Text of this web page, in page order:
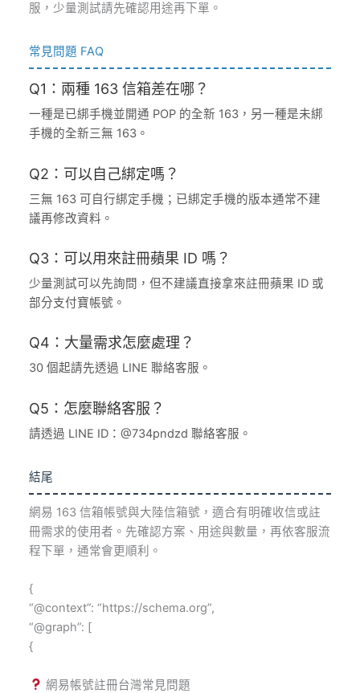
服，少量測試請先確認用途再下單。
常見問題 FAQ
Q1：兩種 163 信箱差在哪？
一種是已綁手機並開通 POP 的全新 163，另一種是未綁
手機的全新三無 163。
Q2：可以自己綁定嗎？
三無 163 可自行綁定手機；已綁定手機的版本通常不建
議再修改資料。
Q3：可以用來註冊蘋果 ID 嗎？
少量測試可以先詢問，但不建議直接拿來註冊蘋果 ID 或
部分支付寶帳號。
Q4：大量需求怎麼處理？
30 個起請先透過 LINE 聯絡客服。
Q5：怎麼聯絡客服？
請透過 LINE ID：@734pndzd 聯絡客服。
結尾
網易 163 信箱帳號與大陸信箱號，適合有明確收信或註
冊需求的使用者。先確認方案、用途與數量，再依客服流
程下單，通常會更順利。
{
“@context”: “https://schema.org”,
“@graph”: [
{
網易帳號註冊台灣常見問題